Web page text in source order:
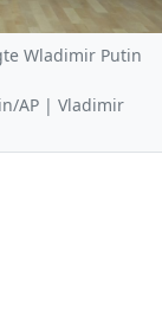
Wladimir Putin
AP | Vladimir